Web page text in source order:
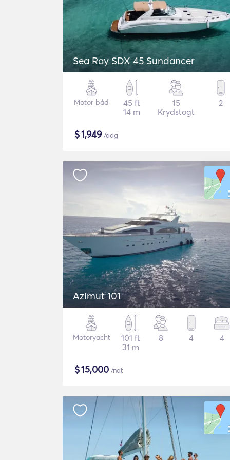
Sea Ray SDX 45 Sundancer
Motor båd
45 ft
14 m
15
Krydstogt
2
$1,949/dag
Azimut 101
Motoryacht
101 ft
31 m
8 4 4
$15,000 /nat